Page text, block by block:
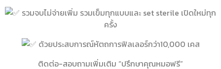
รวมจบไม่จ่ายเพิ่ม รวมเข็มทุกแบบและ set sterile เปิดใหม่ทุก
ครั้ง
ด้วยประสบการณ์หัตถการฟิลเลอร์กว่า10,000 เคส
ติดต่อ-สอบถามเพิ่มเติม “ปรึกษาคุณหมอฟรี”